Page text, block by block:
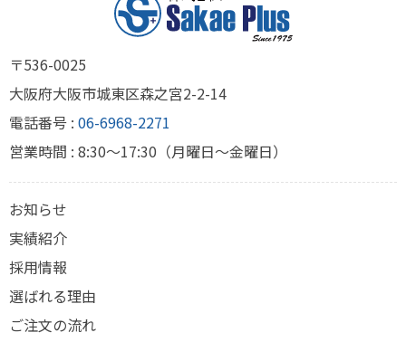
〒536-0025
大阪府大阪市城東区森之宮2-2-14
電話番号 : 06-6968-2271
営業時間 : 8:30～17:30（月曜日～金曜日）
お知らせ
実績紹介
採用情報
選ばれる理由
ご注文の流れ